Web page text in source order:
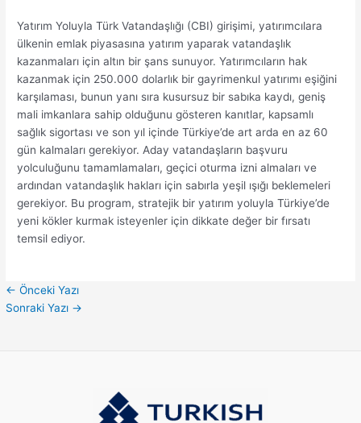
Yatırım Yoluyla Türk Vatandaşlığı (CBI) girişimi, yatırımcılara
ülkenin emlak piyasasına yatırım yaparak vatandaşlık
kazanmaları için altın bir şans sunuyor. Yatırımcıların hak
kazanmak için 250.000 dolarlık bir gayrimenkul yatırımı eşiğini
karşılaması, bunun yanı sıra kusursuz bir sabıka kaydı, geniş
mali imkanlara sahip olduğunu gösteren kanıtlar, kapsamlı
sağlık sigortası ve son yıl içinde Türkiye’de art arda en az 60
gün kalmaları gerekiyor. Aday vatandaşların başvuru
yolculuğunu tamamlamaları, geçici oturma izni almaları ve
ardından vatandaşlık hakları için sabırla yeşil ışığı beklemeleri
gerekiyor. Bu program, stratejik bir yatırım yoluyla Türkiye’de
yeni kökler kurmak isteyenler için dikkate değer bir fırsatı
temsil ediyor.
← Önceki Yazı
Sonraki Yazı →